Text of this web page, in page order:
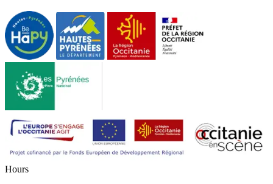
Hours